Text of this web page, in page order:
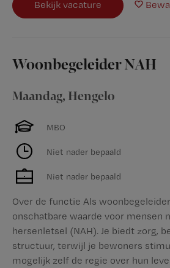
Bekijk vacature
Woonbegeleider NAH
Maandag, Hengelo
MBO
Niet nader bepaald
Niet nader bepaald
Over de functie Als
onschatbare waarde voor mensen
hersenletsel (NAH). Je biedt zorg,
structuur, terwijl je bewoners
mogelijk zelf de regie over hun